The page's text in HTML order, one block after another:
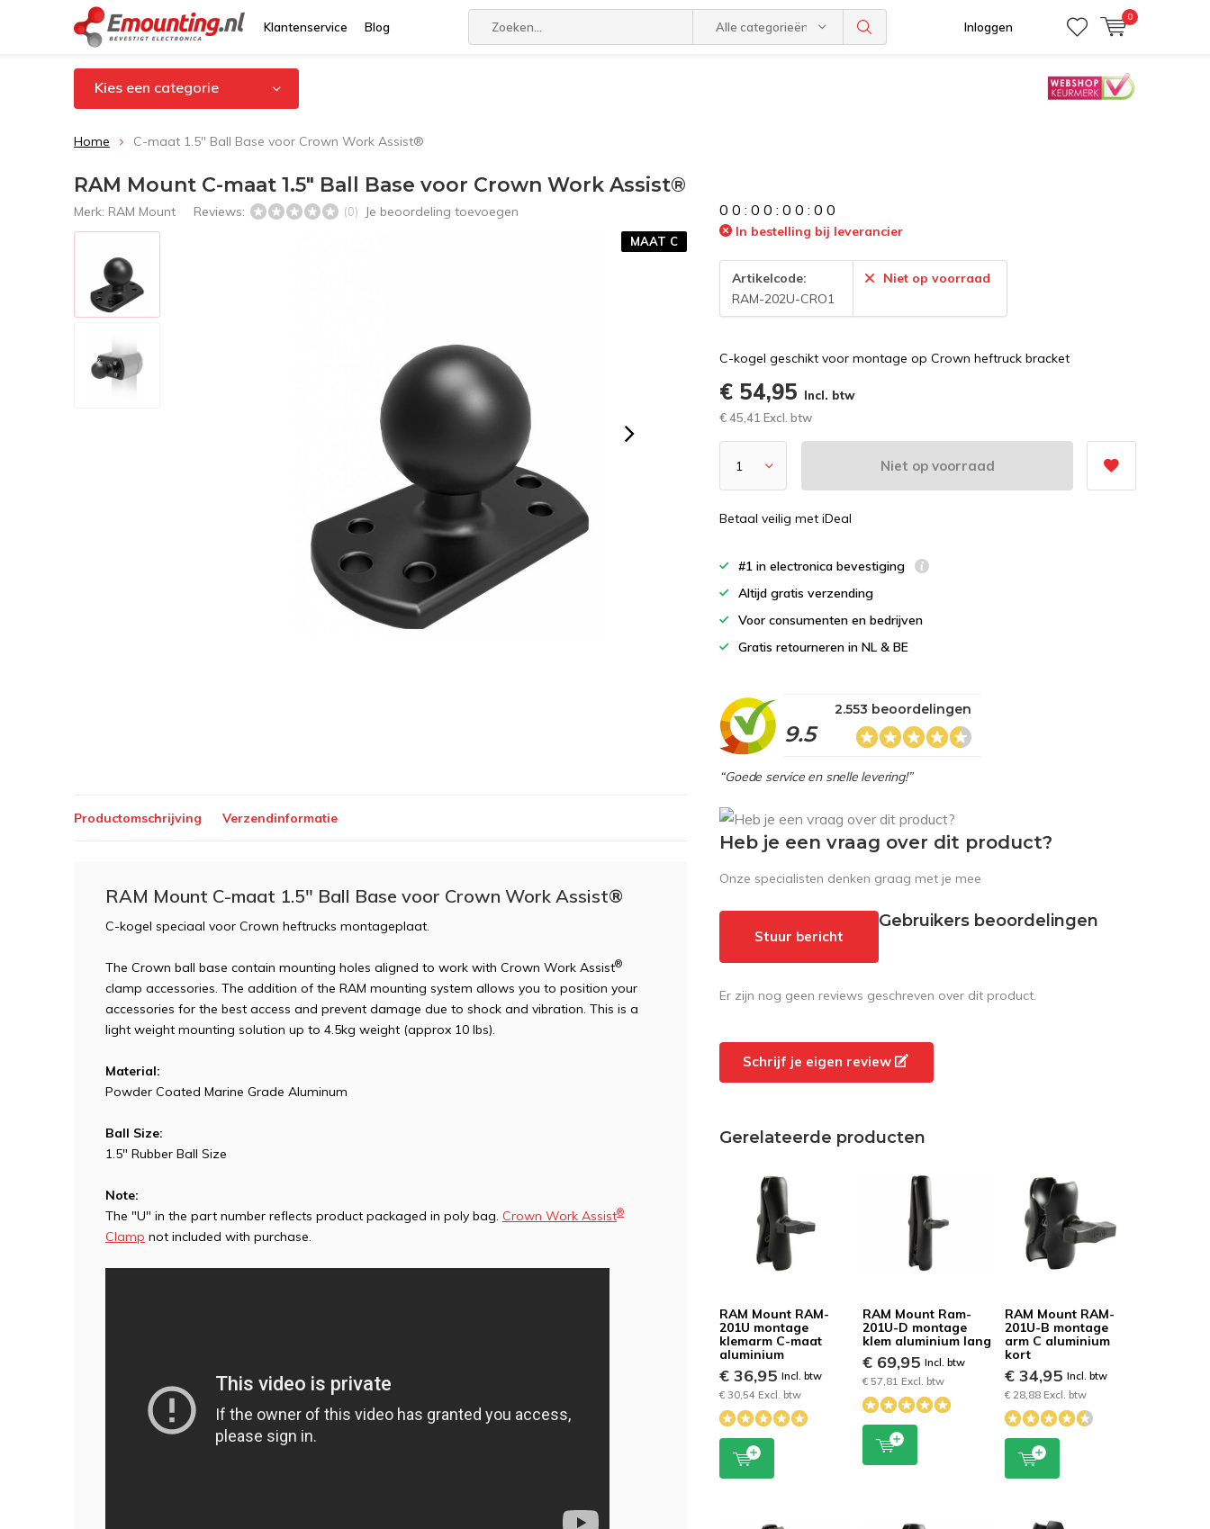
Klantenservice Blog Alle categorieën Inloggen
0
Kies een categorie
Home C-maat 1.5" Ball Base voor Crown Work Assist®
RAM Mount C-maat 1.5" Ball Base voor Crown Work Assist®
Merk: RAM Mount Reviews: (0) Je beoordeling toevoegen
MAAT C
0 0 :0 0 :0 0 :0 0
In bestelling bij leverancier
Artikelcode:
RAM-202U-CRO1
Niet op voorraad
C-kogel geschikt voor montage op Crown heftruck bracket
€ 54,95 Incl. btw
€ 45,41 Excl. btw
Niet op voorraad
Betaal veilig met iDeal
#1 in electronica bevestiging
Altijd gratis verzending
Voor consumenten en bedrijven
Gratis retourneren in NL & BE
9.5
2.553 beoordelingen
“Goede service en snelle levering!”
Productomschrijving Verzendinformatie
RAM Mount C-maat 1.5" Ball Base voor Crown Work Assist®
C-kogel speciaal voor Crown heftrucks montageplaat.
The Crown ball base contain mounting holes aligned to work with Crown Work Assist®
clamp accessories. The addition of the RAM mounting system allows you to position your
accessories for the best access and prevent damage due to shock and vibration. This is a
light weight mounting solution up to 4.5kg weight (approx 10 lbs).
Material:
Powder Coated Marine Grade Aluminum
Ball Size:
1.5" Rubber Ball Size
Note:
The "U" in the part number reflects product packaged in poly bag. Crown Work Assist®
Clamp not included with purchase.
Heb je een vraag over dit product?
Onze specialisten denken graag met je mee
Stuur bericht
Gebruikers beoordelingen
Er zijn nog geen reviews geschreven over dit product.
Schrijf je eigen review
Gerelateerde producten
RAM Mount RAM-
201U montage
klemarm C-maat
aluminium
€ 36,95Incl. btw
€ 30,54 Excl. btw
RAM Mount Ram-
201U-D montage
klem aluminium lang
€ 69,95 Incl. btw
€ 57,81 Excl. btw
RAM Mount RAM-
201U-B montage
arm C aluminium
kort
€ 34,95Incl. btw
€ 28,88 Excl. btw